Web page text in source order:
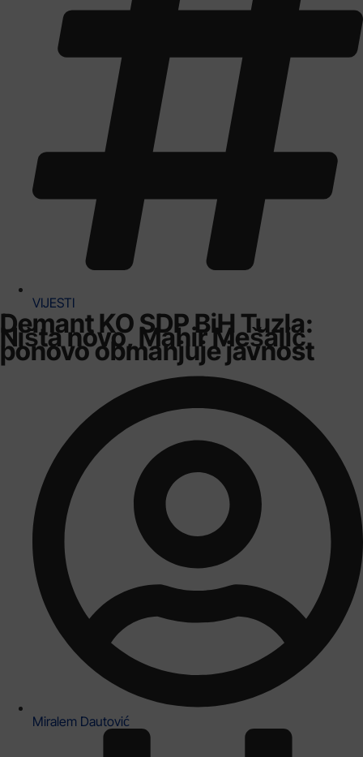
VIJESTI
Demant KO SDP BiH Tuzla:
Ništa novo, Mahir Mešalić
ponovo obmanjuje javnost
Miralem Dautović